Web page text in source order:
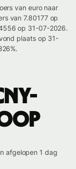
van euro naar
van 7.80177 op
op 31-07-2026.
plaats op 31-
afgelopen 1 dag